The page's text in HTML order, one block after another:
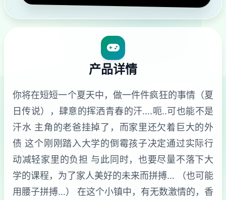
产品详情
你将在短短一个夏天中，做一件件疯狂的事情（夏
日传说），肆意的挥洒青春的汗….呃..可也能不是
汗水 主角的老爸挂掉了，而家里还欠着巨大的外
债 这个刚刚踏入大学的倒霉孩子决定通过实际行
动减轻家里的负担 与此同时，也要尽量不落下大
学的课程，为了家人美好的未来而拼搏… （也可能
用腰子拼搏…） 在这个小镇中，有无数激情的，香